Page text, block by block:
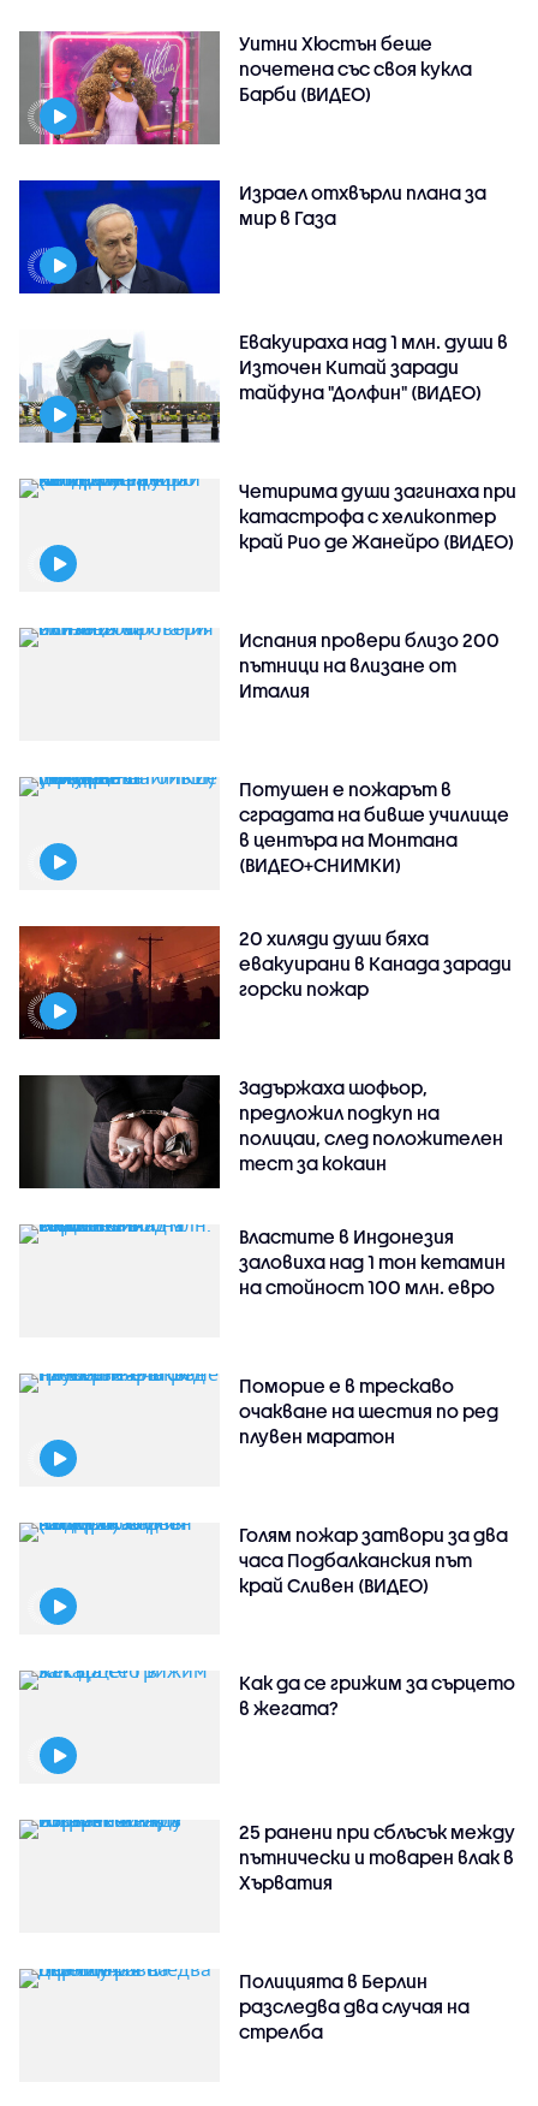
Уитни Хюстън беше
почетена със своя кукла
Барби (ВИДЕО)
Израел отхвърли плана за
мир в Газа
Евакуираха над 1 млн. души в
Източен Китай заради
тайфуна "Долфин" (ВИДЕО)
Четирима души загинаха при
катастрофа с хеликоптер
край Рио де Жанейро (ВИДЕО)
Испания провери близо 200
пътници на влизане от
Италия
Потушен е пожарът в
сградата на бивше училище
в центъра на Монтана
(ВИДЕО+СНИМКИ)
20 хиляди души бяха
евакуирани в Канада заради
горски пожар
Задържаха шофьор,
предложил подкуп на
полицаи, след положителен
тест за кокаин
Властите в Индонезия
заловиха над 1 тон кетамин
на стойност 100 млн. евро
Поморие е в трескаво
очакване на шестия по ред
плувен маратон
Голям пожар затвори за два
часа Подбалканския път
край Сливен (ВИДЕО)
Как да се грижим за сърцето
в жегата?
25 ранени при сблъсък между
пътнически и товарен влак в
Хърватия
Полицията в Берлин
разследва два случая на
стрелба